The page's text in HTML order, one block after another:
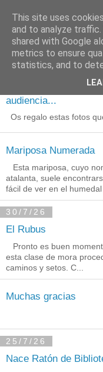
Está de
3/8/26
Agradecimientos a
audiencia...
Os regalo estas fotos
Mariposa Numerada
Esta mariposa, cuyo
atalanta, suele
fácil de ver en el humedal
30/7/26
El Rubus
Pronto es buen
esta clase de mora
caminos y setos. C...
Muchas gracias
25/7/26
Nace Ratón de
This site uses
and to analyze traffic.
shared with Google
metrics to ensure
statistics, and to